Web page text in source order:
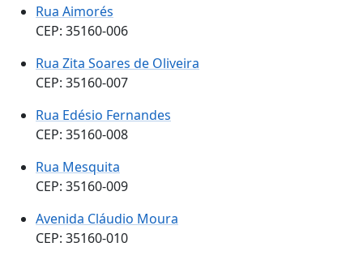
Rua Aimorés
CEP: 35160-006
Rua Zita Soares de Oliveira
CEP: 35160-007
Rua Edésio Fernandes
CEP: 35160-008
Rua Mesquita
CEP: 35160-009
Avenida Cláudio Moura
CEP: 35160-010